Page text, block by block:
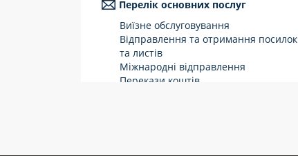
Перелік основних послуг
Виїзне обслуговування
Відправлення та отримання посилок
та листів
Міжнародні відправлення
Перекази коштів